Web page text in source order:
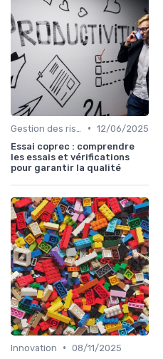
• 12/06/2025
Essai coprec : comprendre
les essais et vérifications
pour garantir la qualité
Innovation • 08/11/2025